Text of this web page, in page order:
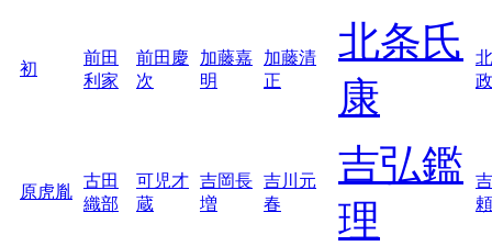
初
前田
利家
前田慶
次
加藤嘉
明
加藤清
正
北条氏
康
政
原虎胤
古田
織部
可児才
蔵
吉岡長
増
吉川元
春
吉弘鑑
理
頼